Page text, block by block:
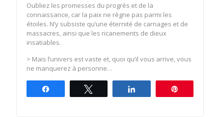
Oubliez les promesses du progrès et de la
connaissance, car la paix ne règne pas parmi les
étoiles. N’y subsiste qu’une éternité de carnages et de
massacres, ainsi que les ricanements de dieux
insatiables.
> Mais l’univers est vaste et, quoi qu’il vous arrive, vous
ne manquerez à personne…